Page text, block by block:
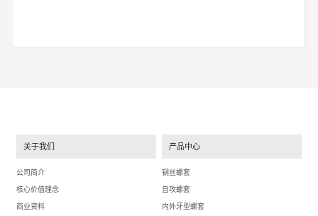
关于我们
公司简介
核心价值理念
商业资料
产品中心
钢丝螺套
自攻螺套
内外牙型螺套